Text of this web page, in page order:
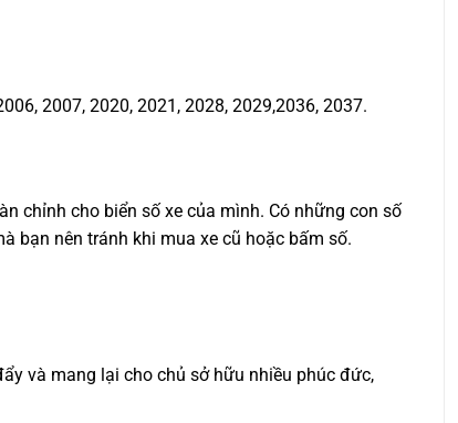
2007, 2020, 2021, 2028, 2029,2036, 2037.
chỉnh cho biển số xe của mình. Có những con số
bạn nên tránh khi mua xe cũ hoặc bấm số.
và mang lại cho chủ sở hữu nhiều phúc đức,